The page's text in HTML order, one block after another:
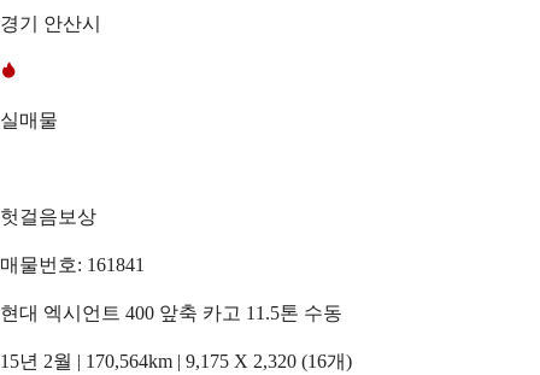
경기 안산시
실매물
헛걸음보상
매물번호: 161841
현대 엑시언트 400 앞축 카고 11.5톤 수동
15년 2월 | 170,564km | 9,175 X 2,320 (16개)